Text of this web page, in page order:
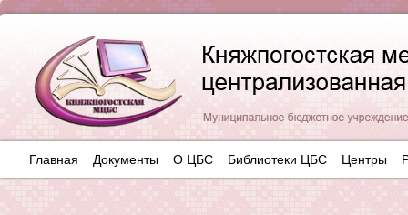
Главная Документы О ЦБС Библиотеки ЦБС Центры